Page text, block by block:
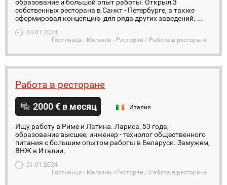
образование и большой опыт работы. Открыл 3
собственных ресторана в Санкт - Петербурге, а также
сформировал концепцию для ряда других заведений. ...
24.01.2024
Гостиница - Магазин - Ресторан / Работа в ресторане
Работа в ресторане
2000 € в месяц Италия
Ищу работу в Риме и Латина. Лариса, 53 года,
образование высшее, инженер - технолог общественного
питания с большим опытом работы в Беларуси. Замужем,
ВНЖ в Италии.
21.01.2024
Гостиница - Магазин - Ресторан / Работа в ресторане